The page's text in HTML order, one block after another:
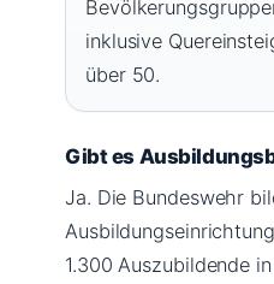
inklusive
über 50.
Gibt es
Ja. Die Bundeswehr
1.300 Auszubildende